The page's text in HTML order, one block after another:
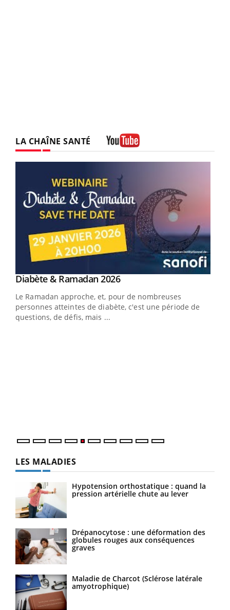
LA CHAÎNE SANTÉ
Youtube
Diabète & Ramadan 2026Youtube
Le Ramadan approche, et, pour de nombreuses
personnes atteintes de diabète, c'est une période de
questions, de défis, mais ...
LES MALADIES
Hypotension orthostatique : quand la
pression artérielle chute au lever
Drépanocytose : une déformation des
globules rouges aux conséquences
graves
Maladie de Charcot (Sclérose latérale
amyotrophique)